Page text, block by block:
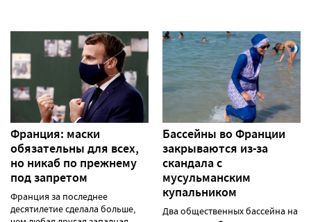
Франция: маски
обязательны для всех,
но никаб по прежнему
под запретом
Франция за последнее
десятилетие сделала больше,
Бассейны во Франции
закрываются из-за
скандала с
мусульманским
купальником
Два общественных бассейна на